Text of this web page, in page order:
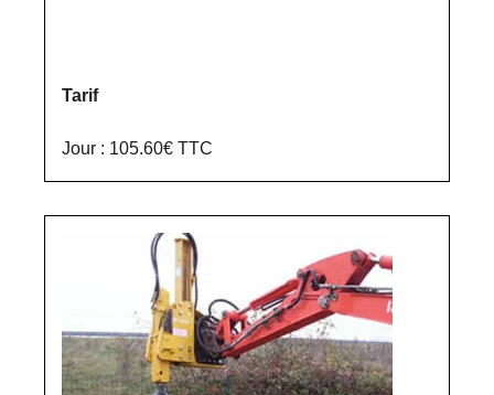
Tarif
Jour : 105.60€ TTC